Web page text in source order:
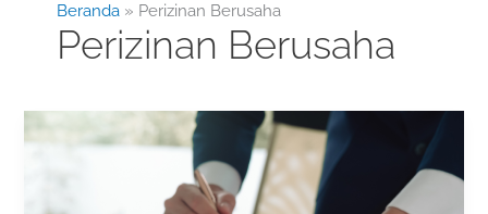
Beranda Perizinan Berusaha
Perizinan Berusaha
Membedah
Biaya